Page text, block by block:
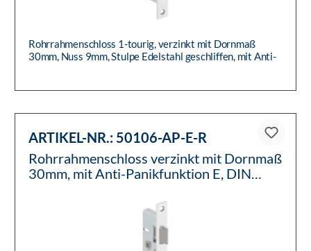
Rohrrahmenschloss 1-tourig, verzinkt mit Dornmaß
30mm, Nuss 9mm, Stulpe Edelstahl geschliffen, mit Anti-
ARTIKEL-NR.: 50106-AP-E-R
Rohrrahmenschloss verzinkt mit Dornmaß
30mm, mit Anti-Panikfunktion E, DIN